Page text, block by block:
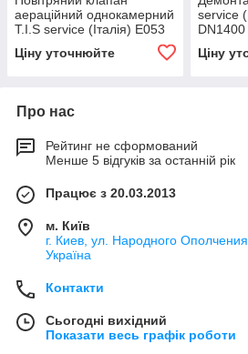
аераційний однокамерний
T.I.S service (Італія) E053
TIS DN250 PN25 (ДУ250
РУ25) ТІС
Ціну уточнюйте
service
Ціну
Про нас
Рейтинг не сформований
Менше 5 відгуків за останній рік
Працює з 20.03.2013
м. Київ
г. Киев, ул. Народного
Україна
Контакти
Сьогодні вихідний
Показати весь графік роботи